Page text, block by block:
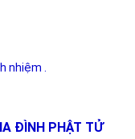
nhiệm .
ĐÌNH PHẬT TỬ